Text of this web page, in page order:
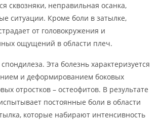
сквозняки, неправильная осанка,
ситуации. Кроме боли в затылке,
от головокружения и
ощущений в области плеч.
Эта болезнь характеризуется
и деформированием боковых
отростков – остеофитов. В результате
постоянные боли в области
которые набирают интенсивность